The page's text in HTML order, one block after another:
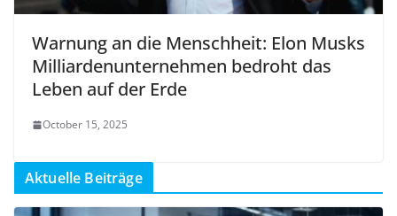
Warnung an die Menschheit: Elon Musks
Milliardenunternehmen bedroht das
Leben auf der Erde
October 15, 2025
Aktuelle Beiträge